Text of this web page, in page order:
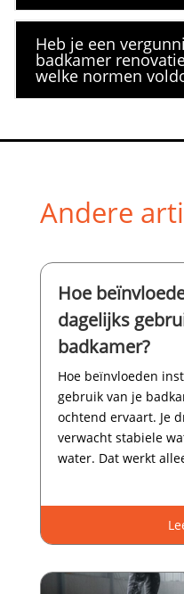
Heb je een
badkamer
welke normen
Andere
Hoe
dagelijks
badkamer?
Hoe beïnvloeden
gebruik van je
ochtend ervaart.​ Je
verwacht stabiele
water.​ Dat werkt